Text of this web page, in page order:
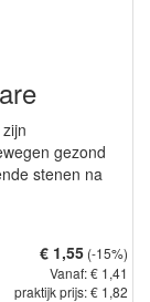
gezond
stenen na
€ 1,55 (-15%)
Vanaf: € 1,41
praktijk prijs: € 1,82